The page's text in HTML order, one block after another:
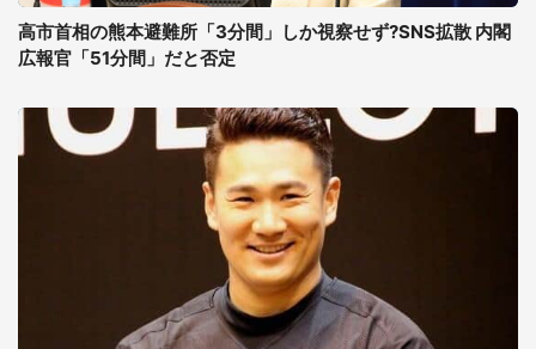
高市首相の熊本避難所「3分間」しか視察せず?SNS拡散 内閣
広報官「51分間」だと否定